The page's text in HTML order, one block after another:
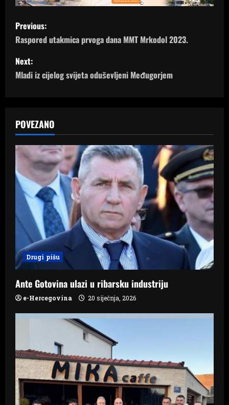
P
o
s
t
a
v
i
g
a
i
o
n
Previous:
Raspored utakmica prvoga dana MMT Mrkodol 2023.
Next:
Mladi iz cijelog svijeta oduševljeni Međugorjem
POVEZANO
Drugi pišu
Ante Gotovina ulazi u ribarsku industriju
e-Hercegovina 20 siječnja, 2026